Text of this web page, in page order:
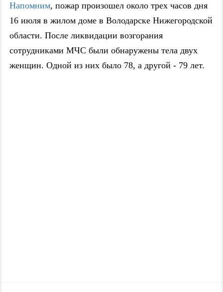
Напомним, пожар произошел около трех часов дня
16 июля в жилом доме в Володарске Нижегородской
области. После ликвидации возгорания
сотрудниками МЧС были обнаружены тела двух
женщин. Одной из них было 78, а другой - 79 лет.